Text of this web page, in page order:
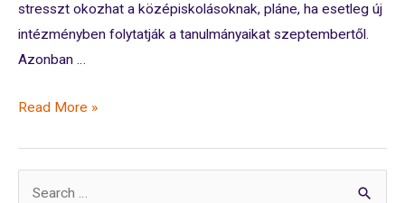
stresszt okozhat a középiskolásoknak, pláne, ha esetleg új
intézményben folytatják a tanulmányaikat szeptembertől.
Azonban …
Meditáció
Read More »